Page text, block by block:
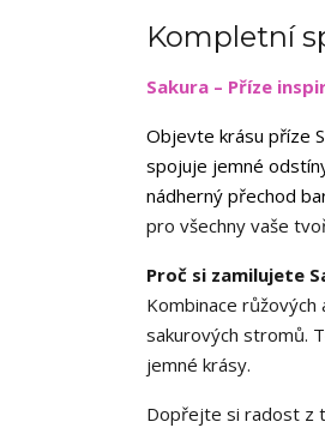
Kompletní
Sakura – Příze
Objevte krásu příze
spojuje jemné
nádherný přechod
pro všechny vaše
Proč si zamilujete
Kombinace
sakurových stromů.
jemné krásy.
Dopřejte si radost z